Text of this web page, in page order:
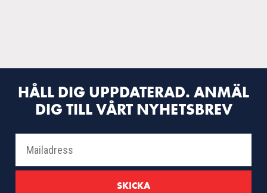
HÅLL DIG UPPDATERAD. ANMÄL
DIG TILL VÅRT NYHETSBREV